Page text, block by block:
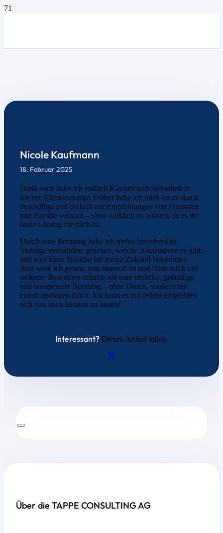
Nicole Kaufmann
18. Februar 2025
Dank euch habe ich endlich Klarheit und Sicherheit in
meiner Altersvorsorge. Früher habe ich mich kaum damit
beschäftigt und einfach auf Empfehlungen von Freunden
und Familie vertraut – ohne wirklich zu wissen, ob es die
beste Lösung für mich ist.
Durch eure Beratung habe ich meine bestehenden
Verträge verstanden, gesehen, welche Alternativen es gibt,
und eine klare Struktur für meine Zukunft bekommen.
Jetzt weiß ich genau, was sinnvoll ist und fühle mich viel
sicherer. Besonders schätze ich eure ehrliche, geduldige
und kompetente Beratung – ohne Druck, sondern mit
einem neutralen Blick. Ich kann es nur jedem empfehlen,
sich von euch beraten zu lassen!
Interessant? Diesen Artikel teilen:
Über die TAPPE CONSULTING AG